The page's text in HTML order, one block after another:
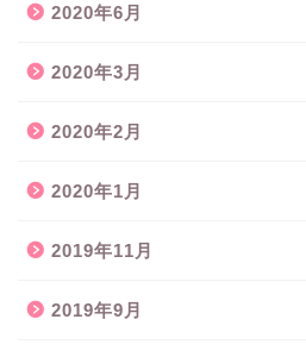
2020年6月
2020年3月
2020年2月
2020年1月
2019年11月
2019年9月